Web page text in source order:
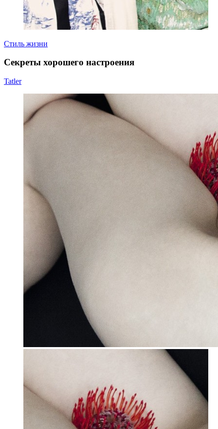
Стиль жизни
Секреты хорошего настроения
Tatler